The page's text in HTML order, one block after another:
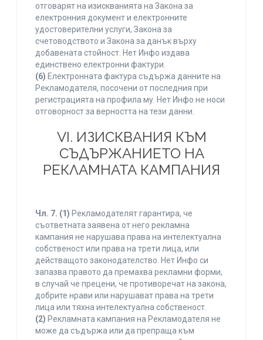
отговарят на изискванията на Закона за
електронния документ и електронните
удостоверителни услуги, Закона за
счетоводството и Закона за данък върху
добавената стойност. Нет Инфо издава
единствено електронни фактури.
(6) Електронната фактура съдържа данните на
Рекламодателя, посочени от последния при
регистрацията на профила му. Нет Инфо не носи
отговорност за верността на тези данни.
VI. ИЗИСКВАНИЯ КЪМ
СЪДЪРЖАНИЕТО НА
РЕКЛАМНАТА КАМПАНИЯ
Чл. 7. (1) Рекламодателят гарантира, че
съответната заявена от него рекламна
кампания не нарушава права на интелектуална
собственост или права на трети лица, или
действащото законодателство. Нет Инфо си
запазва правото да премахва рекламни форми,
в случай че прецени, че противоречат на закона,
добрите нрави или нарушават права на трети
лица или тяхна интелектуална собственост.
(2) Рекламната кампания на Рекламодателя не
може да съдържа или да препраща към